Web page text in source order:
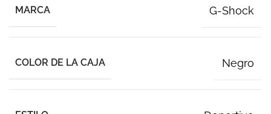
MARCA G-Shock
COLOR DE LA CAJA Negro